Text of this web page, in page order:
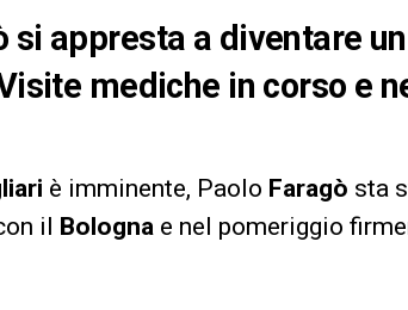
si appresta a diventare
mediche in corso e
è imminente, Paolo Faragò sta
il Bologna e nel pomeriggio